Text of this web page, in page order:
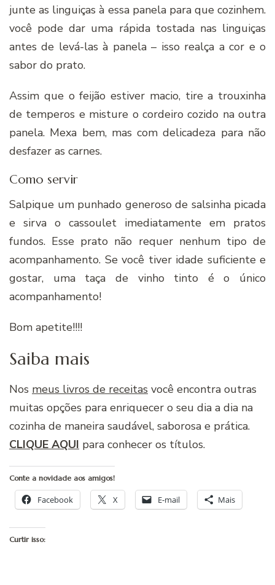
junte as linguiças à essa panela para que cozinhem.
você pode dar uma rápida tostada nas linguiças
antes de levá-las à panela – isso realça a cor e o
sabor do prato.
Assim que o feijão estiver macio, tire a trouxinha
de temperos e misture o cordeiro cozido na outra
panela. Mexa bem, mas com delicadeza para não
desfazer as carnes.
Como servir
Salpique um punhado generoso de salsinha picada
e sirva o cassoulet imediatamente em pratos
fundos. Esse prato não requer nenhum tipo de
acompanhamento. Se você tiver idade suficiente e
gostar, uma taça de vinho tinto é o único
acompanhamento!
Bom apetite!!!!
Saiba mais
Nos meus livros de receitas você encontra outras
muitas opções para enriquecer o seu dia a dia na
cozinha de maneira saudável, saborosa e prática.
CLIQUE AQUI para conhecer os títulos.
Conte a novidade aos amigos!
Facebook X E-mail Mais
Curtir isso: